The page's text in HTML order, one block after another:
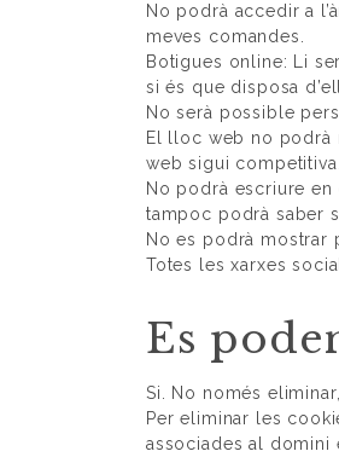
No podrà accedir a
meves comandes.
Botigues online: Li
si és que disposa
No serà possible
El lloc web no podrà
web sigui competitiva.
No podrà escriure
tampoc podrà saber
No es podrà mostrar
Totes les xarxes
Es
Si. No només
Per eliminar les
associades al domini